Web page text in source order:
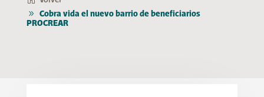
Cobra vida el nuevo barrio de beneficiarios
PROCREAR